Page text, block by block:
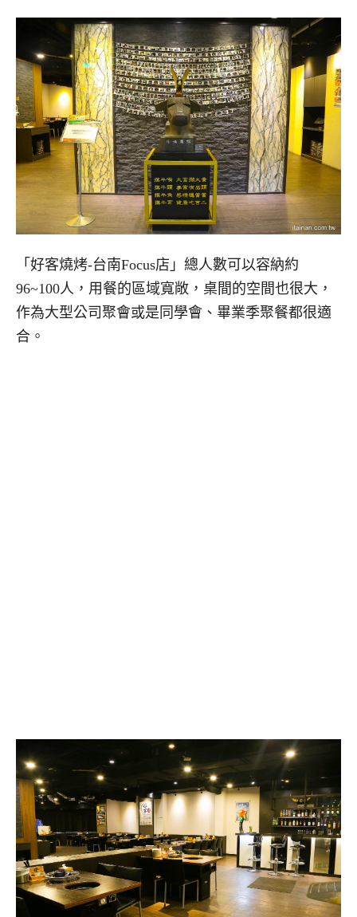
「好客燒烤-台南Focus店」總人數可以容納約
96~100人，用餐的區域寬敞，桌間的空間也很大，
作為大型公司聚會或是同學會、畢業季聚餐都很適
合。